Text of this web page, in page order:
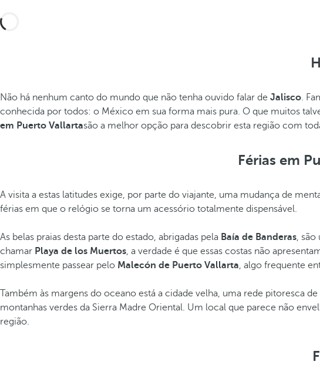
Não há nenhum canto do mundo que não tenha ouvido falar de Jalisco.
conhecida por todos: o México em sua forma mais pura. O que muitos
em Puerto Vallartasão a melhor opção para descobrir esta região com
Férias em
A visita a estas latitudes exige, por parte do viajante, uma mudança de
férias em que o relógio se torna um acessório totalmente dispensável.
As belas praias desta parte do estado, abrigadas pela Baía de Banderas, são
chamar Playa de los Muertos, a verdade é que essas costas não
simplesmente passear pelo Malecón de Puerto Vallarta, algo frequente
Também às margens do oceano está a cidade velha, uma rede pitoresca
montanhas verdes da Sierra Madre Oriental. Um local que parece não
região.